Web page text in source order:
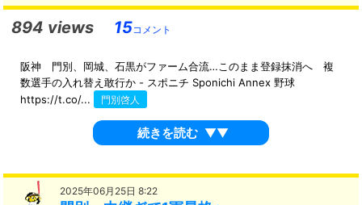
894 views 15コメント
阪神 門別、岡城、石黒がファーム合流…このまま登録抹消へ 複
数選手の入れ替え敢行か - スポニチ Sponichi Annex 野球
https://t.co/...
門別啓人
続きを読む ▼▼
2025年06月25日 8:22